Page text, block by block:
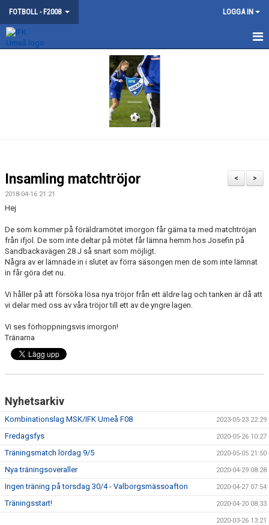
FOTBOLL - F2008 LOGGA IN
BILDGALLERI
DOKUMENT
MATCHER
GÄSTBOK
>
<
Insamling matchtröjor
2018-04-16 21:21
Hej
De som kommer på föräldramötet imorgon får gärna ta med matchtröjan
från ifjol. De som inte deltar på mötet får lämna hemm hos Josefin på
Sandbackavägen 28 J så snart som möjligt.
Några av er lämnade in i slutet av förra säsongen men de som inte lämnat
in får göra det nu.
Vi håller på att försöka lösa nya tröjor från ett äldre lag och tanken är då att
vi delar med oss av våra tröjor till ett av de yngre lagen.
Vi ses förhoppningsvis imorgon!
Tränarna
Nyhetsarkiv
Kombinationslag MSK/IFK Umeå F08 2023-05-23 22:29
Fredagsfys 2020-05-26 10:27
Träningsmatch lördag 9/5 2020-05-05 21:50
Nya träningsoveraller 2020-04-29 08:28
Ingen träning på torsdag 30/4 - Valborgsmässoafton 2020-04-27 07:54
Träningsstart! 2020-04-20 08:33
2020-03-26 13:21